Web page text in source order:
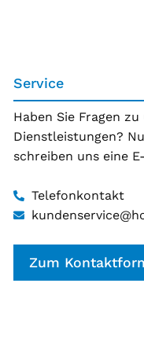
Service
Haben Sie Fragen
Dienstleistungen?
schreiben uns eine
Telefonkontakt
Zum